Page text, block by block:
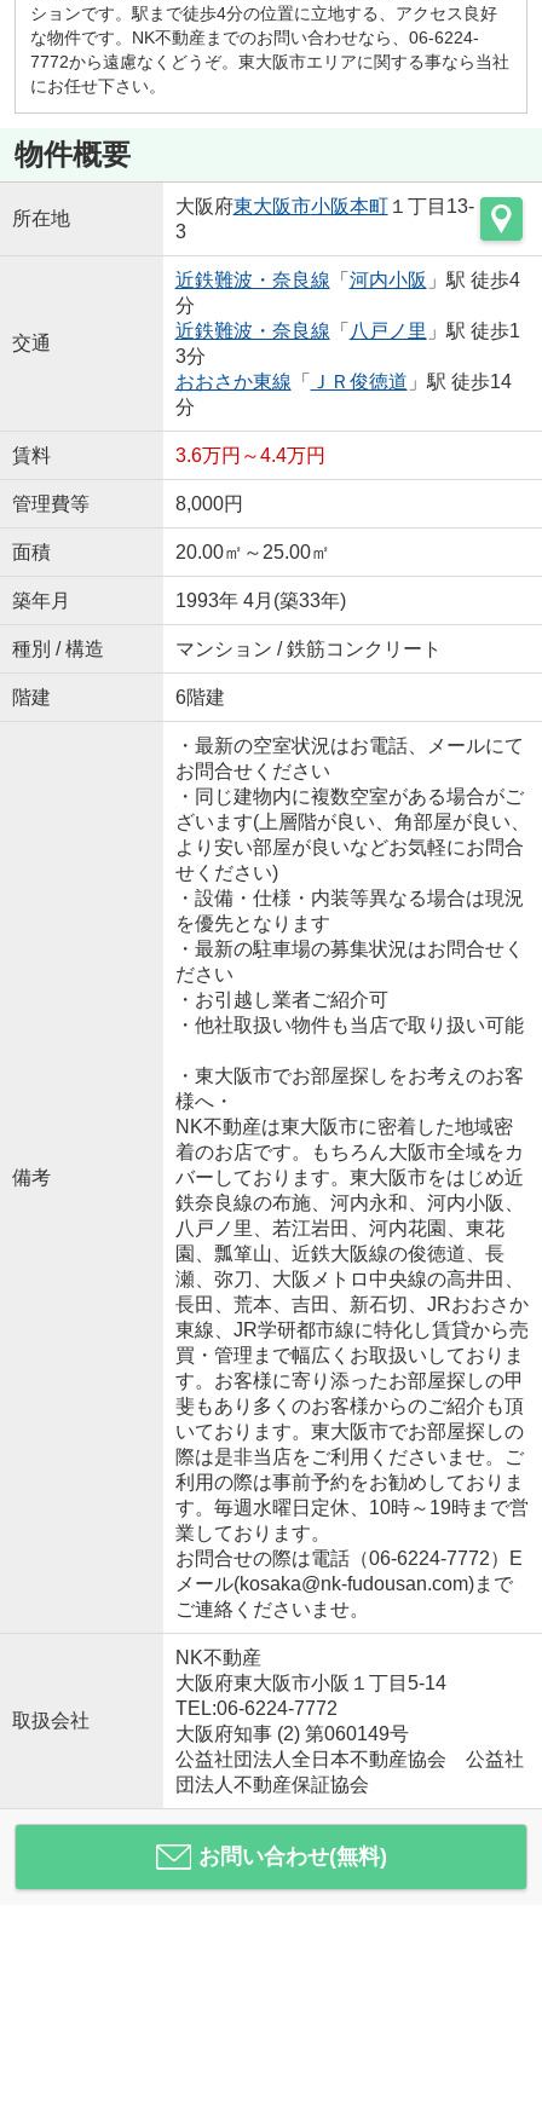
ションです。駅まで徒歩4分の位置に立地する、アクセス良好
な物件です。NK不動産までのお問い合わせなら、06-6224-
7772から遠慮なくどうぞ。東大阪市エリアに関する事なら当社
にお任せ下さい。
物件概要
所在地
大阪府東大阪市小阪本町１丁目13-
3
交通
近鉄難波・奈良線 「 河内小阪 」駅 徒歩4
分
近鉄難波・奈良線 「 八戸ノ里 」駅 徒歩1
3分
おおさか東線 「 ＪＲ俊徳道 」駅 徒歩14
分
賃料 3.6万円～4.4万円
管理費等 8,000円
面積 20.00㎡～25.00㎡
築年月 1993年 4月(築33年)
種別 / 構造 マンション / 鉄筋コンクリート
階建 6階建
備考
・最新の空室状況はお電話、メールにて
お問合せください
・同じ建物内に複数空室がある場合がご
ざいます(上層階が良い、角部屋が良い、
より安い部屋が良いなどお気軽にお問合
せください)
・設備・仕様・内装等異なる場合は現況
を優先となります
・最新の駐車場の募集状況はお問合せく
ださい
・お引越し業者ご紹介可
・他社取扱い物件も当店で取り扱い可能
・東大阪市でお部屋探しをお考えのお客
様へ・
NK不動産は東大阪市に密着した地域密
着のお店です。もちろん大阪市全域をカ
バーしております。東大阪市をはじめ近
鉄奈良線の布施、河内永和、河内小阪、
八戸ノ里、若江岩田、河内花園、東花
園、瓢箪山、近鉄大阪線の俊徳道、長
瀬、弥刀、大阪メトロ中央線の高井田、
長田、荒本、吉田、新石切、JRおおさか
東線、JR学研都市線に特化し賃貸から売
買・管理まで幅広くお取扱いしておりま
す。お客様に寄り添ったお部屋探しの甲
斐もあり多くのお客様からのご紹介も頂
いております。東大阪市でお部屋探しの
際は是非当店をご利用くださいませ。ご
利用の際は事前予約をお勧めしておりま
す。毎週水曜日定休、10時～19時まで営
業しております。
お問合せの際は電話（06-6224-7772）E
メール(kosaka@nk-fudousan.com)まで
ご連絡くださいませ。
取扱会社
NK不動産
大阪府東大阪市小阪１丁目5-14
TEL:06-6224-7772
大阪府知事 (2) 第060149号
公益社団法人全日本不動産協会 公益社
団法人不動産保証協会
お問い合わせ(無料)